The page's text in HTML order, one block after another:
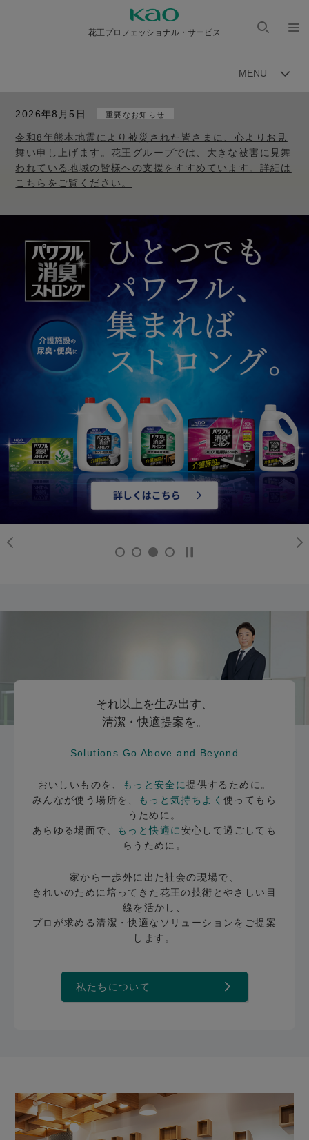
花王プロフェッショナル・サービス
く
MENU
2026年8月5日 重要なお知らせ
令和8年熊本地震により被災された皆さまに、心よりお見
舞い申し上げます。花王グループでは、大きな被害に見舞
われている地域の皆様への支援をすすめています。詳細は
こちらをご覧ください。
それ以上を生み出す、
清潔・快適提案を。
Solutions Go Above and Beyond
おいしいものを、 もっと安全に提供するために。
みんなが使う場所を、
もっと気持ちよく使ってもら
うために。
あらゆる場面で、
もっと快適に安心して過ごしても
らうために。
家から一歩外に出た社会の現場で、
きれいのために培ってきた花王の技術とやさしい目
線を活かし、
プロが求める清潔・快適なソリューションをご提案
します。
私たちについて